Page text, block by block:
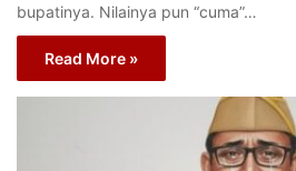
bupatinya. Nilainya pun “cuma”…
Read More »